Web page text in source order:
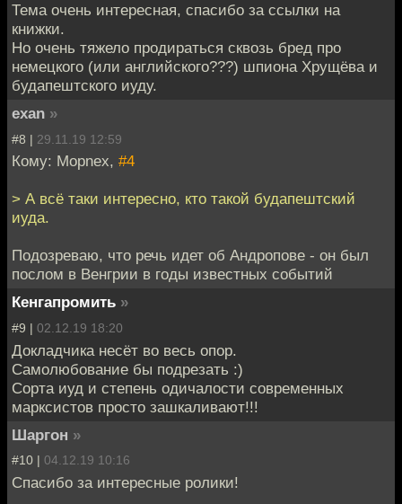
Тема очень интересная, спасибо за ссылки на
книжки.
Но очень тяжело продираться сквозь бред про
немецкого (или английского???) шпиона Хрущёва и
будапештского иуду.
exan »
#8 | 29.11.19 12:59
Кому: Mоpnex, #4
> А всё таки интересно, кто такой будапештский
иуда.
Подозреваю, что речь идет об Андропове - он был
послом в Венгрии в годы известных событий
Кенгапромить »
#9 | 02.12.19 18:20
Докладчика несёт во весь опор.
Самолюбование бы подрезать :)
Сорта иуд и степень одичалости современных
марксистов просто зашкаливают!!!
Шаргон »
#10 | 04.12.19 10:16
Спасибо за интересные ролики!